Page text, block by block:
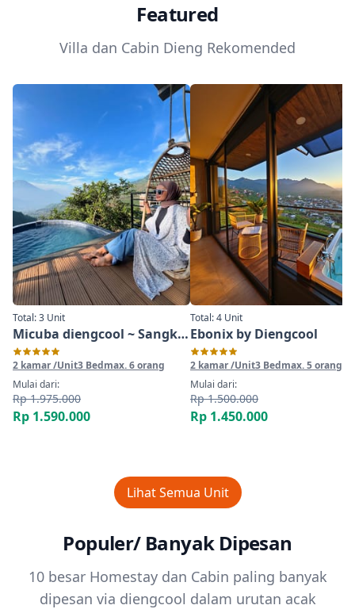
Featured
Villa dan Cabin Dieng Rekomended
Total: 3 Unit
Micuba diengcool ~ Sangkar Burung
2 kamar /Unit3 Bedmax. 6 orang
Mulai dari:
Rp 1.975.000
Rp 1.590.000
Total: 4 Unit
Ebonix by Diengcool
2 kamar /Unit3 Bedmax. 5 orang
Mulai dari:
Rp 1.500.000
Rp 1.450.000
Lihat Semua Unit
Populer/ Banyak Dipesan
10 besar Homestay dan Cabin paling banyak
dipesan via diengcool dalam urutan acak